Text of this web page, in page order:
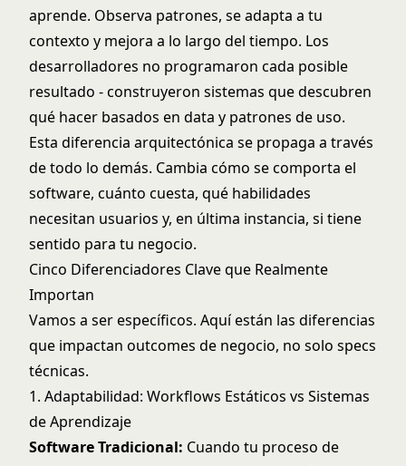
aprende. Observa patrones, se adapta a tu
contexto y mejora a lo largo del tiempo. Los
desarrolladores no programaron cada posible
resultado - construyeron sistemas que descubren
qué hacer basados en data y patrones de uso.
Esta diferencia arquitectónica se propaga a través
de todo lo demás. Cambia cómo se comporta el
software, cuánto cuesta, qué habilidades
necesitan usuarios y, en última instancia, si tiene
sentido para tu negocio.
Cinco Diferenciadores Clave que Realmente
Importan
Vamos a ser específicos. Aquí están las diferencias
que impactan outcomes de negocio, no solo specs
técnicas.
1. Adaptabilidad: Workflows Estáticos vs Sistemas
de Aprendizaje
Software Tradicional: Cuando tu proceso de